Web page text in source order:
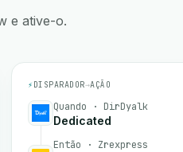
e ative-o.
⚡ DISPARADOR→AÇÃO
Quando · DirDyalk
Dedicated
Então · Zrexpress